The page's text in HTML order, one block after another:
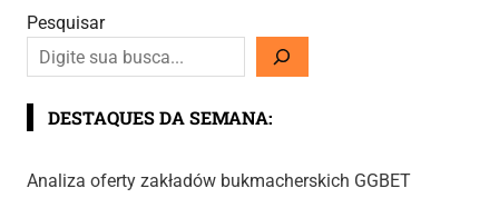
Pesquisar
DESTAQUES DA SEMANA:
Analiza oferty zakładów bukmacherskich GGBET